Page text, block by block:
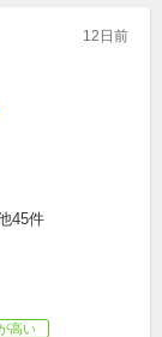
12日前
45件
高い